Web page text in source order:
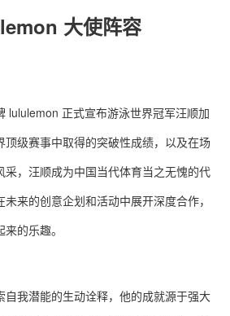
大使阵容
lululemon 正式宣布游泳世界冠军汪顺加
顶级赛事中取得的突破性成绩，以及在场
采，汪顺成为中国当代体育当之无愧的代
来的创意企划和活动中展开深度合作，
的乐趣。
自我潜能的生动诠释，他的成就源于强大